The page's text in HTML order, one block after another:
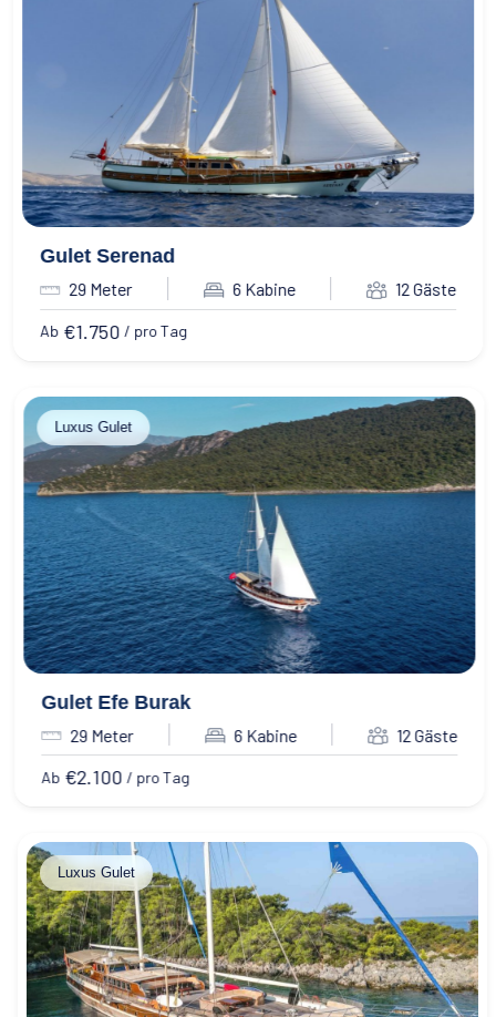
Gulet Serenad
29 Meter 6 Kabine 12 Gäste
Ab €1.750 / pro Tag
Luxus Gulet
Gulet Efe Burak
29 Meter 6 Kabine 12 Gäste
Ab €2.100 / pro Tag
Luxus Gulet